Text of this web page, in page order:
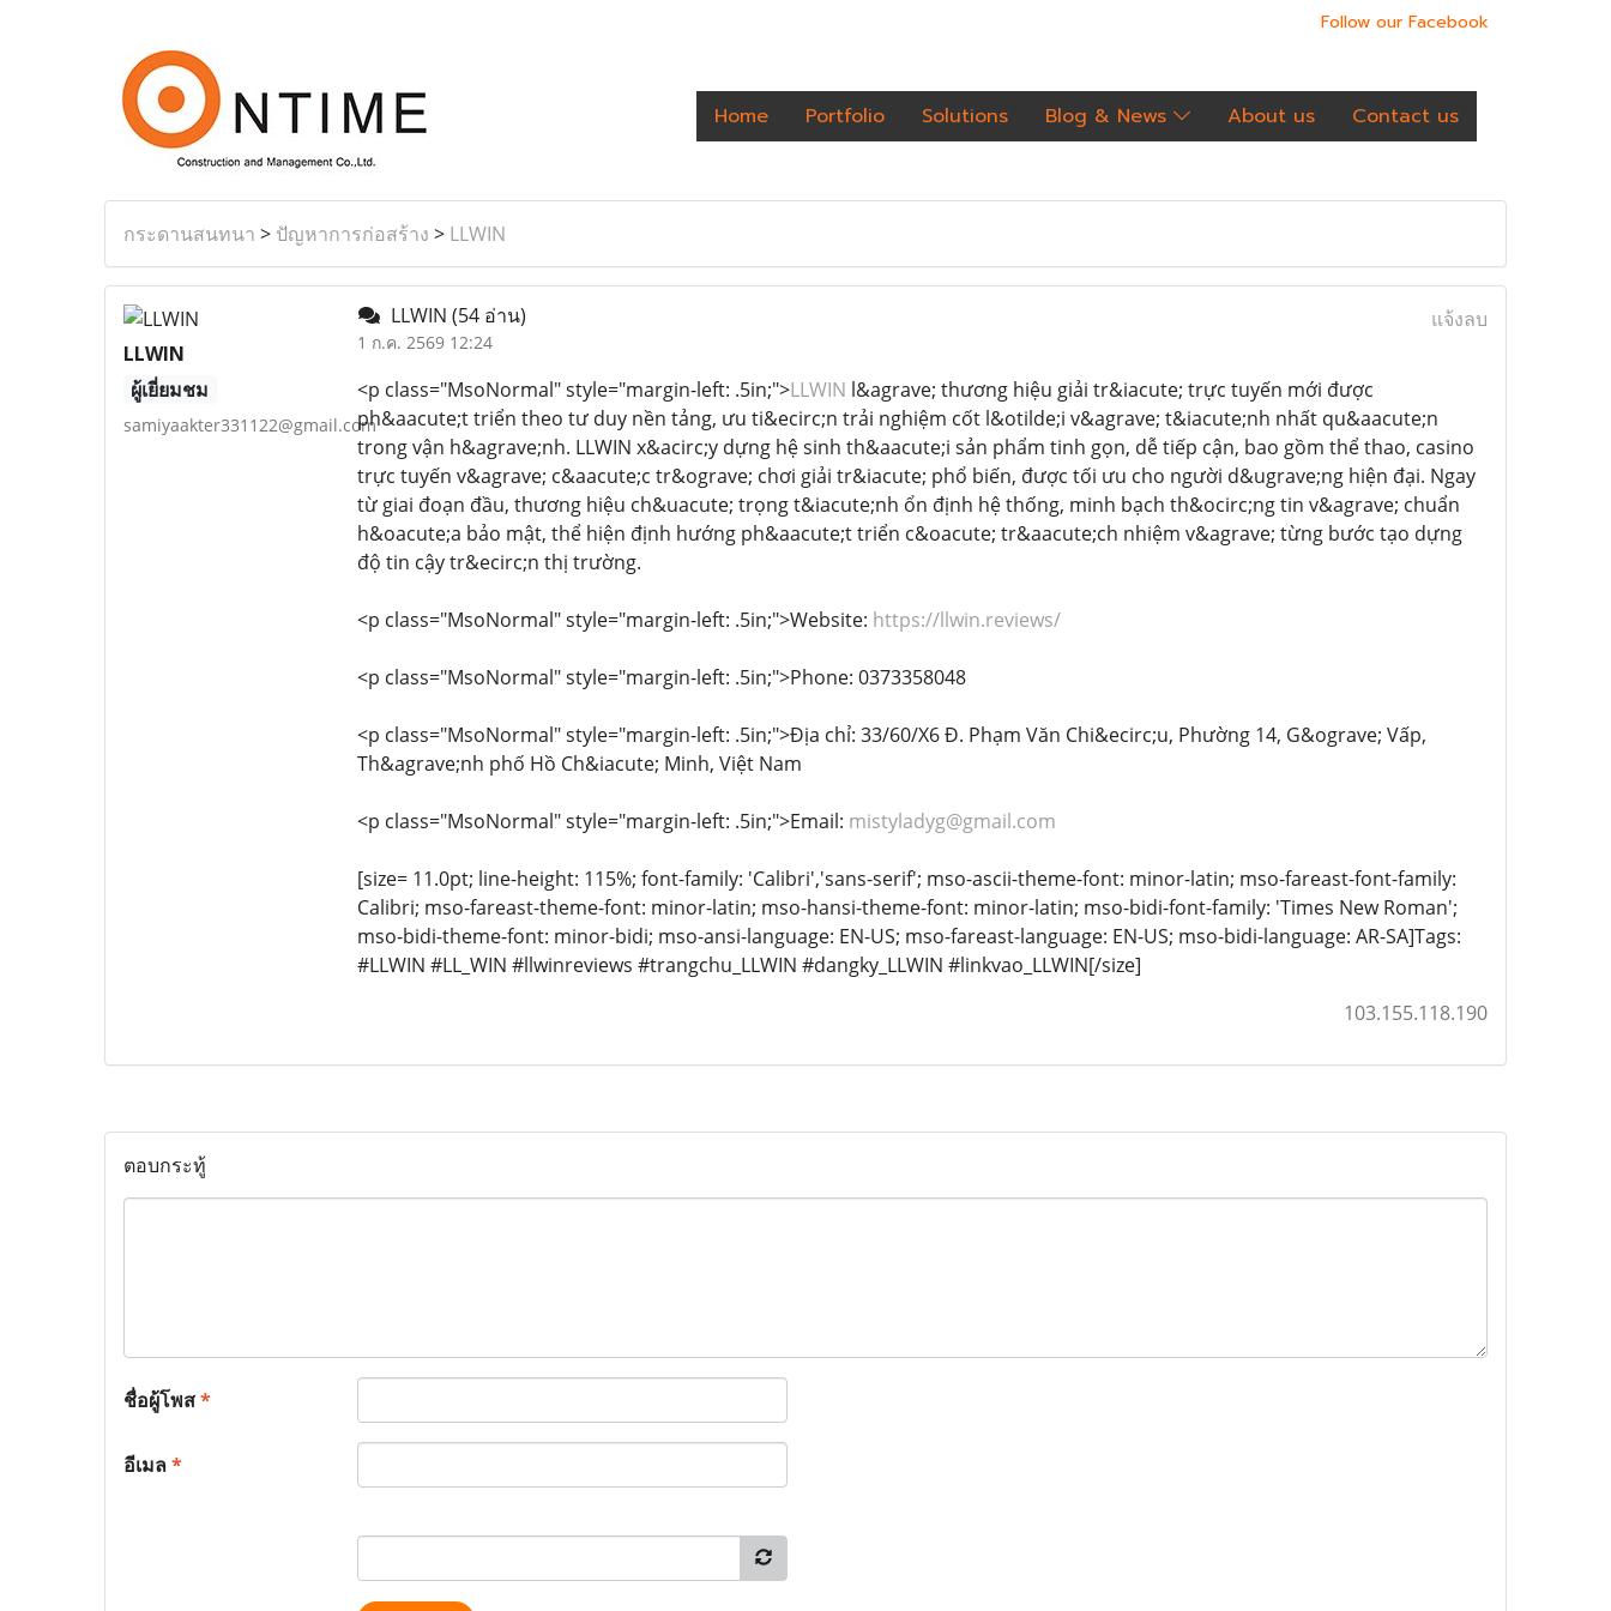
Follow our Facebook
Home Portfolio Solutions Blog & News About us Contact us
กระดานสนทนา > ปัญหาการก่อสร้าง > LLWIN
LLWIN
ผู้เยี่ยมชม
samiyaakter331122@gmail.com
LLWIN (54 อ่าน)
1 ก.ค. 2569 12:24
แจ้งลบ
<p class="MsoNormal" style="margin-left: .5in;">LLWIN l&agrave; thương hiệu giải tr&iacute; trực tuyến mới được
ph&aacute;t triển theo tư duy nền tảng, ưu ti&ecirc;n trải nghiệm cốt l&otilde;i v&agrave; t&iacute;nh nhất qu&aacute;n
trong vận h&agrave;nh. LLWIN x&acirc;y dựng hệ sinh th&aacute;i sản phẩm tinh gọn, dễ tiếp cận, bao gồm thể thao, casino
trực tuyến v&agrave; c&aacute;c tr&ograve; chơi giải tr&iacute; phổ biến, được tối ưu cho người d&ugrave;ng hiện đại. Ngay
từ giai đoạn đầu, thương hiệu ch&uacute; trọng t&iacute;nh ổn định hệ thống, minh bạch th&ocirc;ng tin v&agrave; chuẩn
h&oacute;a bảo mật, thể hiện định hướng ph&aacute;t triển c&oacute; tr&aacute;ch nhiệm v&agrave; từng bước tạo dựng
độ tin cậy tr&ecirc;n thị trường.
<p class="MsoNormal" style="margin-left: .5in;">Website: https://llwin.reviews/
<p class="MsoNormal" style="margin-left: .5in;">Phone: 0373358048
<p class="MsoNormal" style="margin-left: .5in;">Địa chỉ: 33/60/X6 Đ. Phạm Văn Chi&ecirc;u, Phường 14, G&ograve; Vấp,
Th&agrave;nh phố Hồ Ch&iacute; Minh, Việt Nam
<p class="MsoNormal" style="margin-left: .5in;">Email: mistyladyg@gmail.com
[size= 11.0pt; line-height: 115%; font-family: 'Calibri','sans-serif'; mso-ascii-theme-font: minor-latin; mso-fareast-font-family:
Calibri; mso-fareast-theme-font: minor-latin; mso-hansi-theme-font: minor-latin; mso-bidi-font-family: 'Times New Roman';
mso-bidi-theme-font: minor-bidi; mso-ansi-language: EN-US; mso-fareast-language: EN-US; mso-bidi-language: AR-SA]Tags:
#LLWIN #LL_WIN #llwinreviews #trangchu_LLWIN #dangky_LLWIN #linkvao_LLWIN[/size]
103.155.118.190
ตอบกระทู้
ชื่อผู้โพส*
อีเมล*